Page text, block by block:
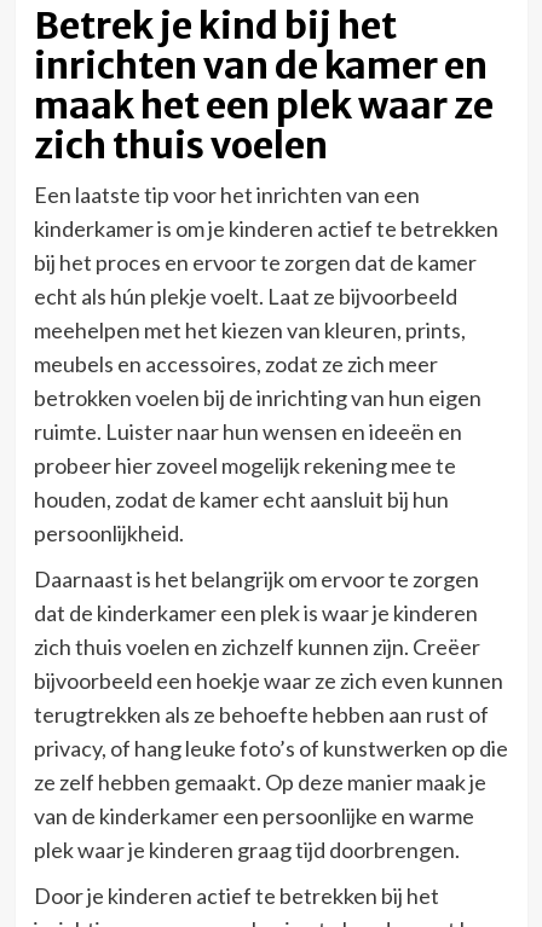
Betrek je kind bij het
inrichten van de kamer en
maak het een plek waar ze
zich thuis voelen
Een laatste tip voor het inrichten van een
kinderkamer is om je kinderen actief te betrekken
bij het proces en ervoor te zorgen dat de kamer
echt als hún plekje voelt. Laat ze bijvoorbeeld
meehelpen met het kiezen van kleuren, prints,
meubels en accessoires, zodat ze zich meer
betrokken voelen bij de inrichting van hun eigen
ruimte. Luister naar hun wensen en ideeën en
probeer hier zoveel mogelijk rekening mee te
houden, zodat de kamer echt aansluit bij hun
persoonlijkheid.
Daarnaast is het belangrijk om ervoor te zorgen
dat de kinderkamer een plek is waar je kinderen
zich thuis voelen en zichzelf kunnen zijn. Creëer
bijvoorbeeld een hoekje waar ze zich even kunnen
terugtrekken als ze behoefte hebben aan rust of
privacy, of hang leuke foto’s of kunstwerken op die
ze zelf hebben gemaakt. Op deze manier maak je
van de kinderkamer een persoonlijke en warme
plek waar je kinderen graag tijd doorbrengen.
Door je kinderen actief te betrekken bij het